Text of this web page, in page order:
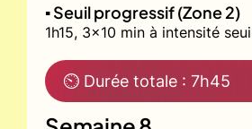
▪️ Seuil progressif (Zone 2)
1h15, 3x10 min à intensité
⏲ Durée totale : 7h45